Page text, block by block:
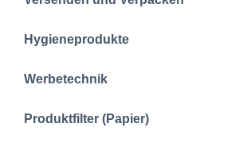
Hygieneprodukte
Werbetechnik
Produktfilter (Papier)